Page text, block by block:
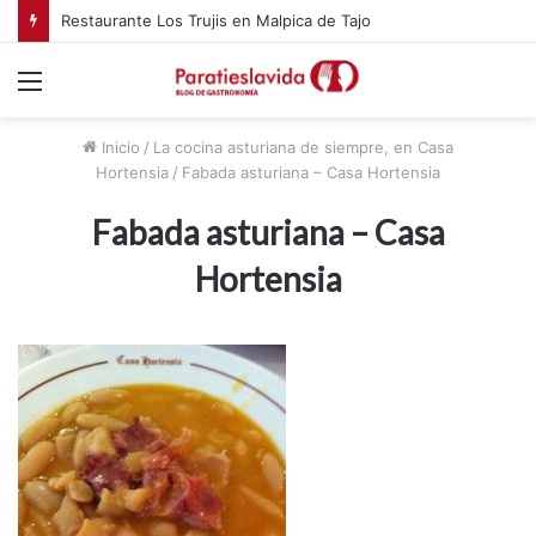
Restaurante Los Trujis en Malpica de Tajo
Inicio / La cocina asturiana de siempre, en Casa
Hortensia / Fabada asturiana – Casa Hortensia
Fabada asturiana – Casa
Hortensia